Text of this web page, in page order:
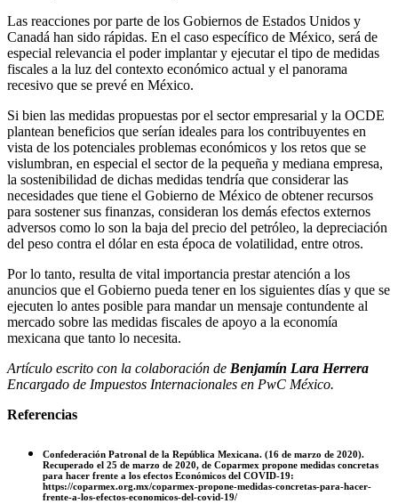
Las reacciones por parte de los Gobiernos de Estados Unidos y
Canadá han sido rápidas. En el caso específico de México, será de
especial relevancia el poder implantar y ejecutar el tipo de medidas
fiscales a la luz del contexto económico actual y el panorama
recesivo que se prevé en México.
Si bien las medidas propuestas por el sector empresarial y la OCDE
plantean beneficios que serían ideales para los contribuyentes en
vista de los potenciales problemas económicos y los retos que se
vislumbran, en especial el sector de la pequeña y mediana empresa,
la sostenibilidad de dichas medidas tendría que considerar las
necesidades que tiene el Gobierno de México de obtener recursos
para sostener sus finanzas, consideran los demás efectos externos
adversos como lo son la baja del precio del petróleo, la depreciación
del peso contra el dólar en esta época de volatilidad, entre otros.
Por lo tanto, resulta de vital importancia prestar atención a los
anuncios que el Gobierno pueda tener en los siguientes días y que se
ejecuten lo antes posible para mandar un mensaje contundente al
mercado sobre las medidas fiscales de apoyo a la economía
mexicana que tanto lo necesita.
Artículo escrito con la colaboración de Benjamín Lara Herrera
Encargado de Impuestos Internacionales en PwC México.
Referencias
Confederación Patronal de la República Mexicana. (16 de marzo de 2020).
Recuperado el 25 de marzo de 2020, de Coparmex propone medidas concretas
para hacer frente a los efectos Económicos del COVID-19:
https://coparmex.org.mx/coparmex-propone-medidas-concretas-para-hacer-
frente-a-los-efectos-economicos-del-covid-19/